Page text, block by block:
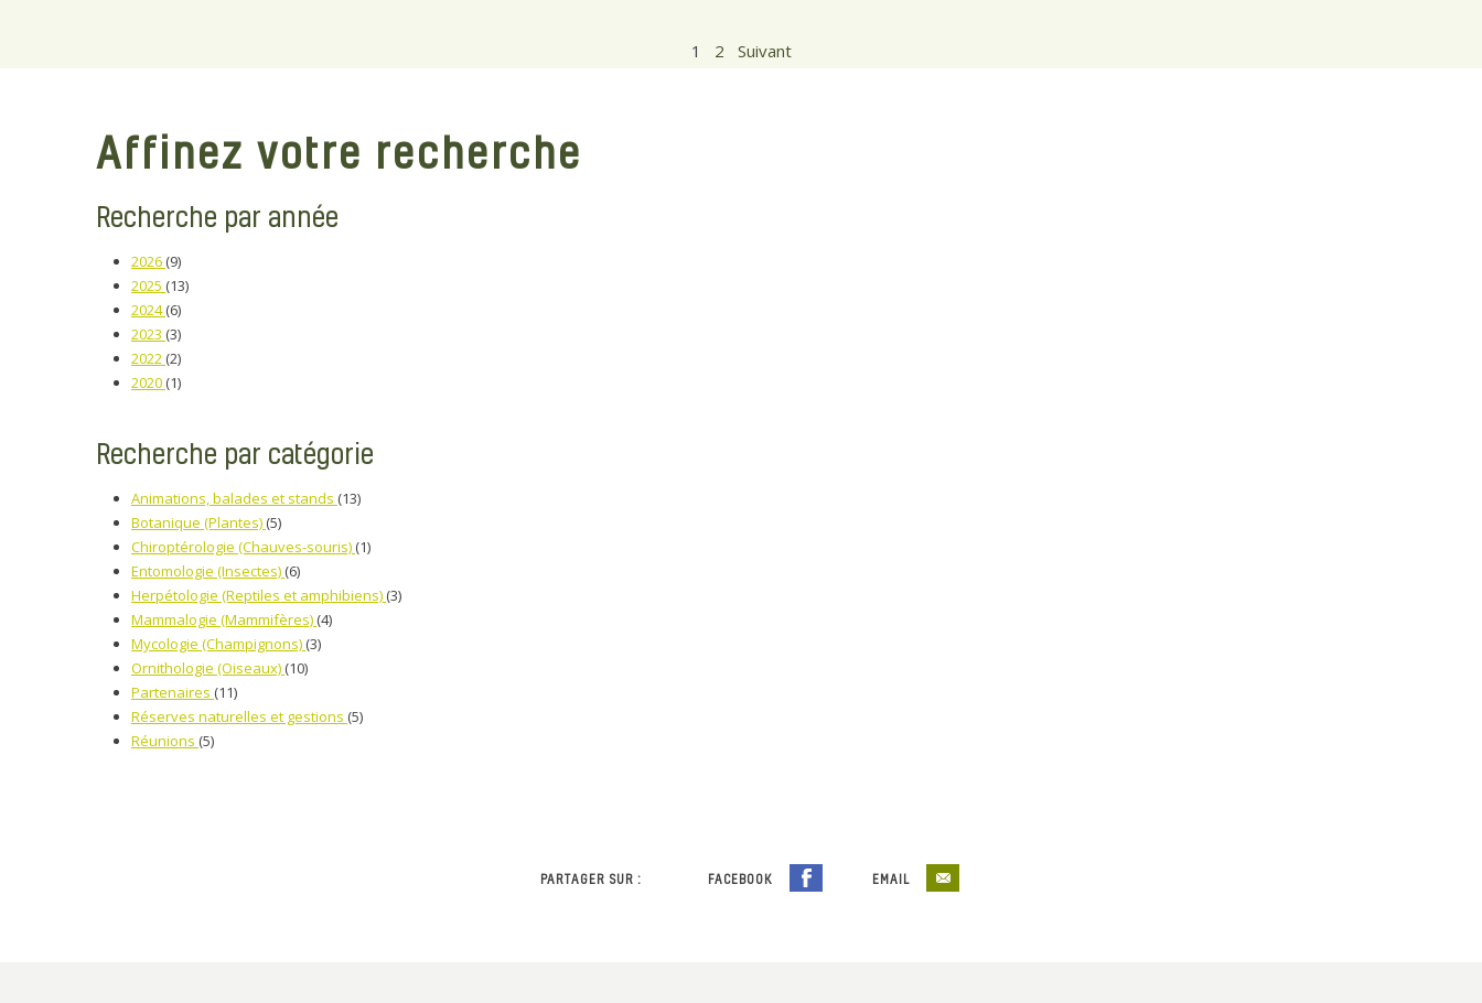
1 2 Suivant
Affinez votre recherche
Recherche par année
2026 (9)
2025 (13)
2024(6)
2023 (3)
2022 (2)
2020 (1)
Recherche par catégorie
Animations, balades et stands (13)
Botanique (Plantes) (5)
Chiroptérologie (Chauves-souris) (1)
Entomologie (Insectes) (6)
Herpétologie (Reptiles et amphibiens) (3)
Mammalogie (Mammifères) (4)
Mycologie (Champignons) (3)
Ornithologie (Oiseaux) (10)
Partenaires (11)
Réserves naturelles et gestions (5)
Réunions (5)
PARTAGER SUR : FACEBOOK EMAIL